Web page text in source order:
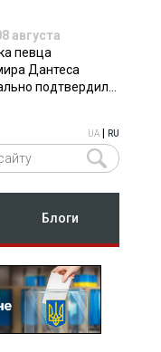
августа
певца
Дантеса
подтвердила
UA RU
Блоги